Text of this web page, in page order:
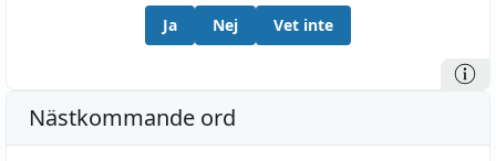
Ja Nej Vet inte
Nästkommande ord